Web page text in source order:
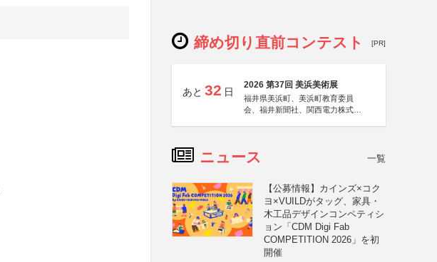
締め切り直前コンテスト [PR]
あと 32 日
2026 第37回 美浜美術展
福井県美浜町、美浜町教育委員
会、福井新聞社、関西電力株式会
ニュース 一覧
【公募情報】カインズ×コク
ヨ×VUILDがタッグ、家具・
木工品デザインコンペティシ
ョン「CDM Digi Fab
COMPETITION 2026」を初
開催